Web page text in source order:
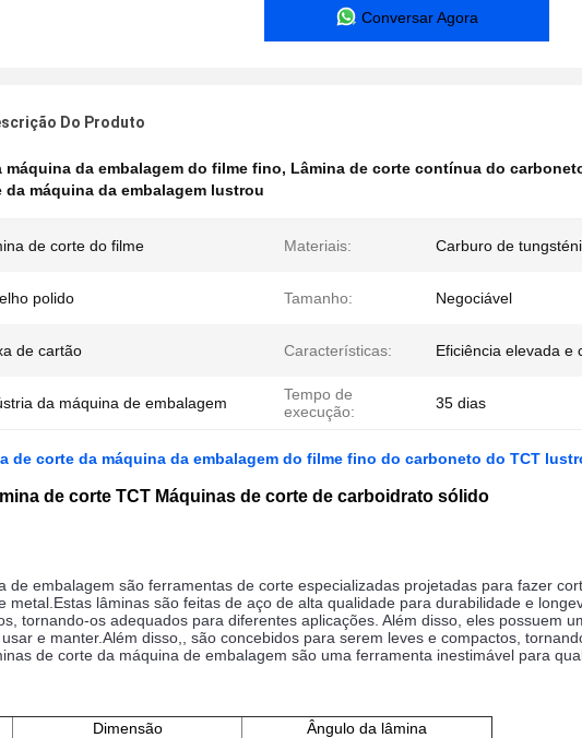
Conversar Agora
Do Produto
máquina da embalagem do filme fino, Lâmina de corte contínua do
máquina da embalagem lustrou
de corte do filme Materiais: Carburo de
polido Tamanho: Negociável
de cartão Características: Eficiência elevada e
da máquina de embalagem
Tempo de
execução:
35 dias
de corte da máquina da embalagem do filme fino do carboneto do TCT
de corte TCT Máquinas de corte de carboidrato sólido
de embalagem são ferramentas de corte especializadas projetadas para fazer
metal.Estas lâminas são feitas de aço de alta qualidade para durabilidade e
tornando-os adequados para diferentes aplicações. Além disso, eles possuem
e manter.Além disso,, são concebidos para serem leves e compactos,
de corte da máquina de embalagem são uma ferramenta inestimável para
Dimensão
Ângulo da lâmina